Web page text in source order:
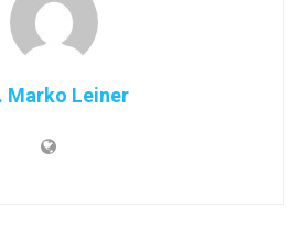
Marko Leiner